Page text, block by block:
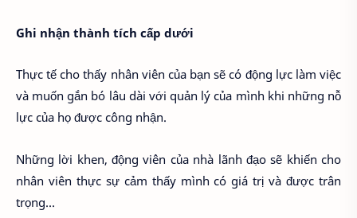
Ghi nhận thành tích cấp dưới
Thực tế cho thấy nhân viên của bạn sẽ có động lực làm việc
và muốn gắn bó lâu dài với quản lý của mình khi những nỗ
lực của họ được công nhận.
Những lời khen, động viên của nhà lãnh đạo sẽ khiến cho
nhân viên thực sự cảm thấy mình có giá trị và được trân
trọng...